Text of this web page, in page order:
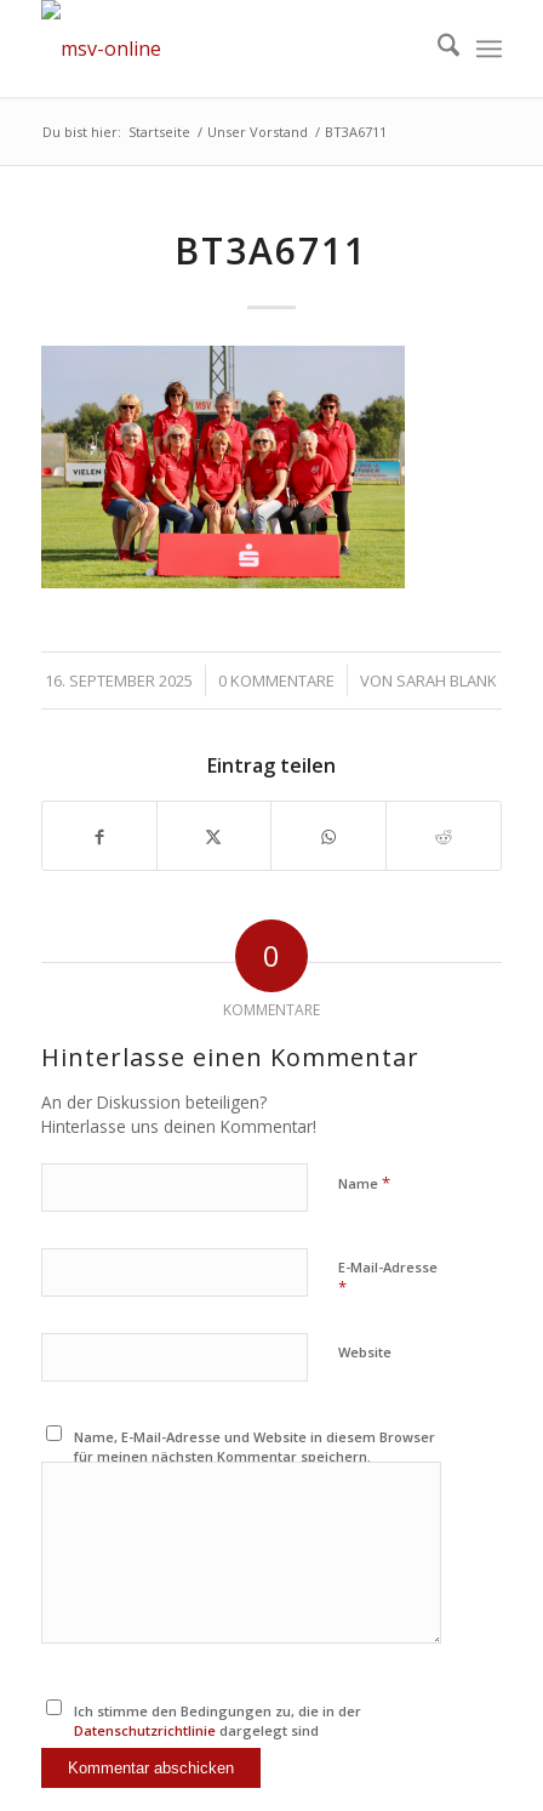
Du bist hier: Startseite / Unser Vorstand / BT3A6711
BT3A6711
16. SEPTEMBER 2025
/ 0 KOMMENTARE
/ VON SARAH BLANK
Eintrag teilen
0
KOMMENTARE
Hinterlasse einen Kommentar
An der Diskussion beteiligen?
Hinterlasse uns deinen Kommentar!
Name *
E-Mail-Adresse
*
Website
Name, E-Mail-Adresse und Website in diesem Browser
für meinen nächsten Kommentar speichern.
Ich stimme den Bedingungen zu, die in der
Datenschutzrichtlinie dargelegt sind